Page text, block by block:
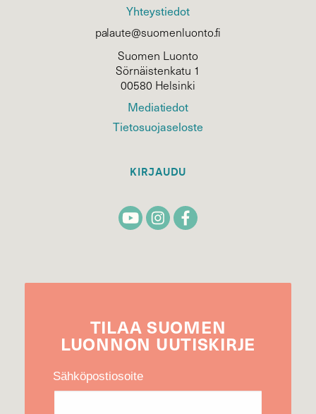
Yhteystiedot
palaute@suomenluonto.fi
Suomen Luonto
Sörnäistenkatu 1
00580 Helsinki
Mediatiedot
Tietosuojaseloste
KIRJAUDU
TILAA SUOMEN
LUONNON UUTIS­KIRJE
Sähköpostiosoite